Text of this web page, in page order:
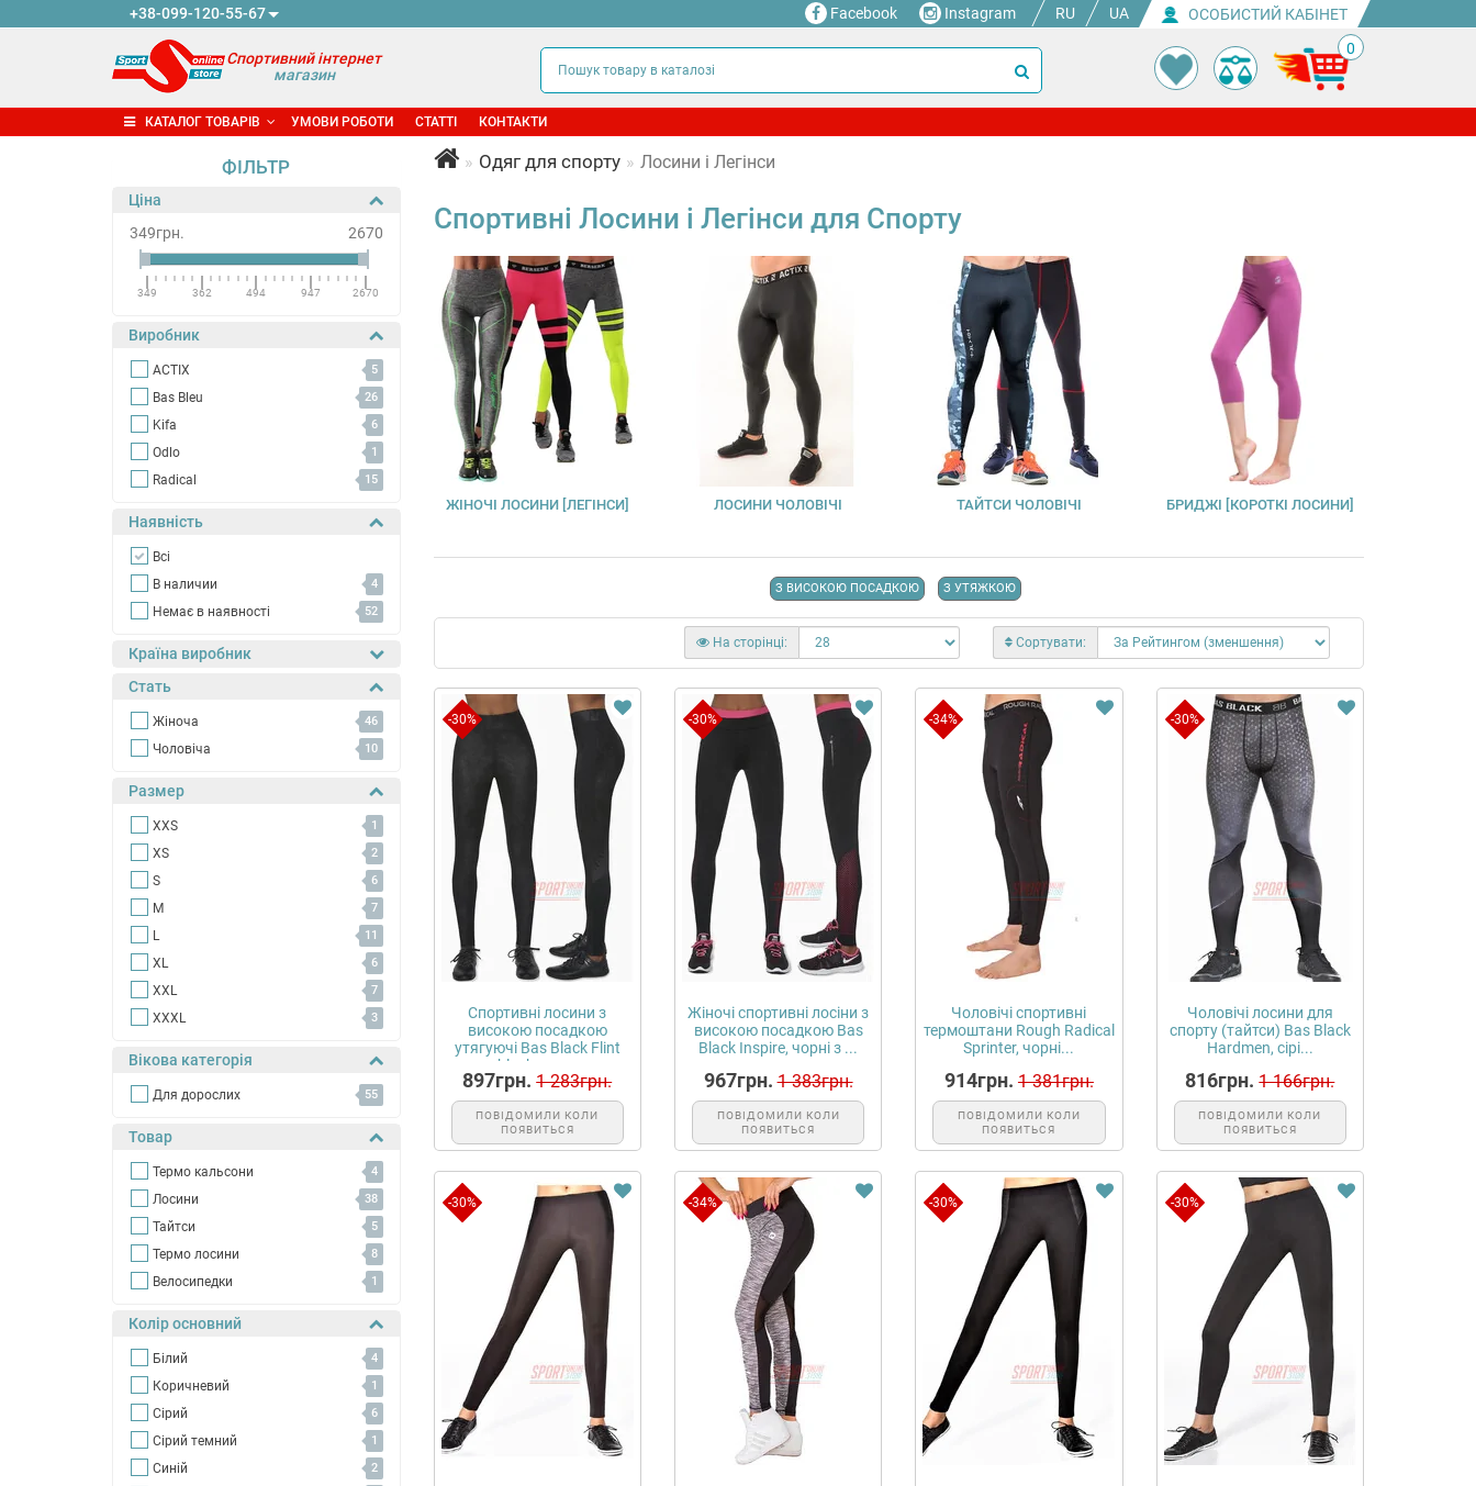
+38-099-120-55-67 Facebook Instagram RU UA ОСОБИСТИЙ КАБІНЕТ
Спортивний інтернет
магазин
0
КАТАЛОГ ТОВАРІВ УМОВИ РОБОТИ СТАТТІ КОНТАКТИ
ФІЛЬТР
Ціна
349
2670
грн.
349 362 494 947 2670
Виробник
ACTIX 5
Bas Bleu 26
Kifa 6
Odlo 1
Radical 15
Наявність
Всі
В наличии
4
Немає в наявності 52
Країна виробник
Стать
Жіноча 46
Чоловіча 10
Размер
XXS 1
XS 2
S 6
M 7
L 11
XL 6
XXL 7
XXXL 3
Вікова категорія
Для дорослих 55
Товар
Термо кальсони 4
Лосини 38
Тайтси 5
Термо лосини 8
Велосипедки 1
Колір основний
Білий 4
Коричневий 1
Сірий 6
Сірий темний 1
Синій 2
Одяг для спорту Лосини і Легінси
Спортивні Лосини і Легінси для Спорту
ЖІНОЧІ ЛОСИНИ [ЛЕГІНСИ] ЛОСИНИ ЧОЛОВІЧІ ТАЙТСИ ЧОЛОВІЧІ БРИДЖІ [КОРОТКІ ЛОСИНИ]
З ВИСОКОЮ ПОСАДКОЮ З УТЯЖКОЮ
Сортувати:
На сторінці:
-30%
Спортивні лосини з
високою посадкою
утягуючі Bas Black Flint
black чор...
897грн. 1 283грн.
ПОВІДОМИЛИ КОЛИ
ПОЯВИТЬСЯ
-30%
Жіночі спортивні лосіни з
високою посадкою Bas
Black Inspire, чорні з ...
967грн. 1 383грн.
ПОВІДОМИЛИ КОЛИ
ПОЯВИТЬСЯ
-34%
Чоловічі спортивні
термоштани Rough Radical
Sprinter, чорні...
914грн. 1 381грн.
ПОВІДОМИЛИ КОЛИ
ПОЯВИТЬСЯ
-30%
Чоловічі лосини для
спорту (тайтси) Bas Black
Hardmen, сірі...
816грн. 1 166грн.
ПОВІДОМИЛИ КОЛИ
ПОЯВИТЬСЯ
-30% -34% -30% -30%